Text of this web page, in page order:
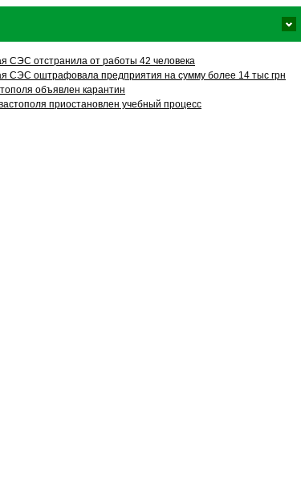
СЭС отстранила от работы 42 человека
СЭС оштрафовала предприятия на сумму более 14 тыс грн
объявлен карантин
приостановлен учебный процесс